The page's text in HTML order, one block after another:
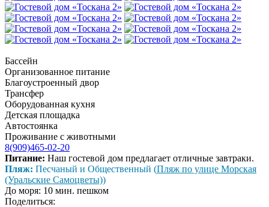
Бассейн
Организованное питание
Благоустроенный двор
Трансфер
Оборудованная кухня
Детская площадка
Автостоянка
Проживание с животными
8(909)465-02-20
Питание: Наш гостевой дом предлагает отличные завтраки.
Пляж: Песчаный и Общественный (Пляж по улице Морская
(Уральские Самоцветы))
До моря: 10 мин. пешком
Поделиться: